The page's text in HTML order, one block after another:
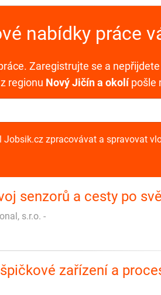
nabídky práce
Zaregistrujte se a
regionu Nový Jičín a okolípošle
Jobsik.cz zpracovávat a spravovat
senzorů a cesty po
s.r.o. -
zařízení a